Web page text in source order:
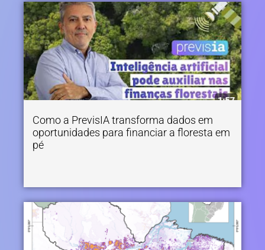
Como a PrevisIA transforma dados em
oportunidades para financiar a floresta em
pé